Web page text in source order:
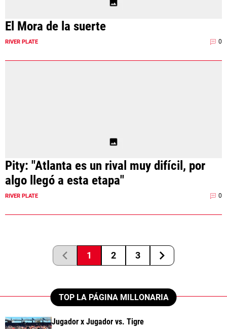
El Mora de la suerte
RIVER PLATE 0
Pity: "Atlanta es un rival muy difícil, por
algo llegó a esta etapa"
RIVER PLATE 0
1 2 3
TOP LA PÁGINA MILLONARIA
Jugador x Jugador vs. Tigre